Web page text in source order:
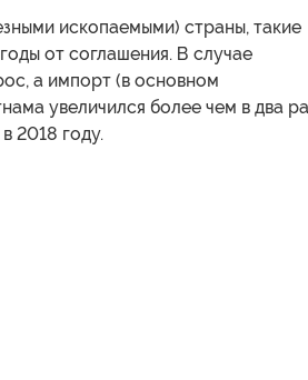
ископаемыми) страны, такие
от соглашения. В случае
а импорт (в основном
увеличился более чем в два
2018 году.